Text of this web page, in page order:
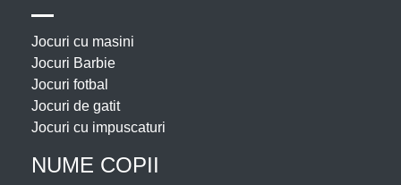
Jocuri cu masini
Jocuri Barbie
Jocuri fotbal
Jocuri de gatit
Jocuri cu impuscaturi
NUME COPII